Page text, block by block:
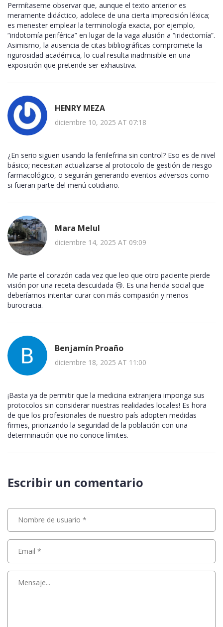
Permítaseme observar que, aunque el texto anterior es
meramente didáctico, adolece de una cierta imprecisión léxica;
es menester emplear la terminología exacta, por ejemplo,
“iridotomía periférica” en lugar de la vaga alusión a “iridectomía”.
Asimismo, la ausencia de citas bibliográficas compromete la
rigurosidad académica, lo cual resulta inadmisible en una
exposición que pretende ser exhaustiva.
HENRY MEZA
diciembre 10, 2025 AT 07:18
¿En serio siguen usando la fenilefrina sin control? Eso es de nivel
básico; necesitan actualizarse al protocolo de gestión de riesgo
farmacológico, o seguirán generando eventos adversos como
si fueran parte del menú cotidiano.
Mara Melul
diciembre 14, 2025 AT 09:09
Me parte el corazón cada vez que leo que otro paciente pierde
visión por una receta descuidada 😢. Es una herida social que
deberíamos intentar curar con más compasión y menos
burocracia.
Benjamín Proaño
diciembre 18, 2025 AT 11:00
¡Basta ya de permitir que la medicina extranjera imponga sus
protocolos sin considerar nuestras realidades locales! Es hora
de que los profesionales de nuestro país adopten medidas
firmes, priorizando la seguridad de la población con una
determinación que no conoce límites.
Escribir un comentario